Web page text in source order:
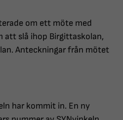
om ett möte med
att slå ihop Birgittaskolan,
Anteckningar från mötet
har kommit in. En ny